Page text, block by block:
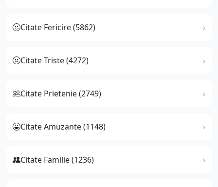
Citate Fericire (5862)
Citate Triste (4272)
Citate Prietenie (2749)
Citate Amuzante (1148)
Citate Familie (1236)